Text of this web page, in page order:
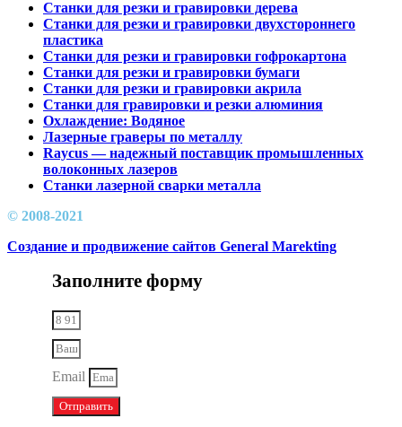
Станки для резки и гравировки дерева
Станки для резки и гравировки двухстороннего
пластика
Станки для резки и гравировки гофрокартона
Станки для резки и гравировки бумаги
Станки для резки и гравировки акрила
Станки для гравировки и резки алюминия
Охлаждение: Водяное
Лазерные граверы по металлу
Raycus — надежный поставщик промышленных
волоконных лазеров
Cтанки лазерной сварки металла
© 2008-2021
Создание и продвижение сайтов General Marekting
Заполните форму
Email
Отправить